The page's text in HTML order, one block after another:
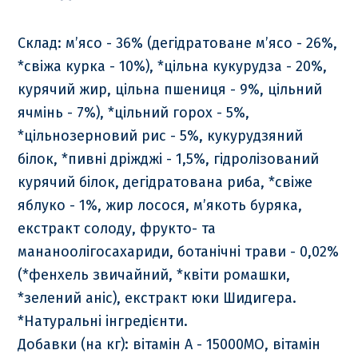
Склад: м’ясо - 36% (дегідратоване м’ясо - 26%,
*свіжа курка - 10%), *цільна кукурудза - 20%,
курячий жир, цільна пшениця - 9%, цільний
ячмінь - 7%), *цільний горох - 5%,
*цільнозерновий рис - 5%, кукурудзяний
білок, *пивні дріжджі - 1,5%, гідролізований
курячий білок, дегідратована риба, *свіже
яблуко - 1%, жир лосося, м’якоть буряка,
екстракт солоду, фрукто- та
мананоолігосахариди, ботанічні трави - 0,02%
(*фенхель звичайний, *квіти ромашки,
*зелений аніс), екстракт юки Шидигера.
*Натуральні інгредієнти.
Добавки (на кг): вітамін А - 15000МО, вітамін